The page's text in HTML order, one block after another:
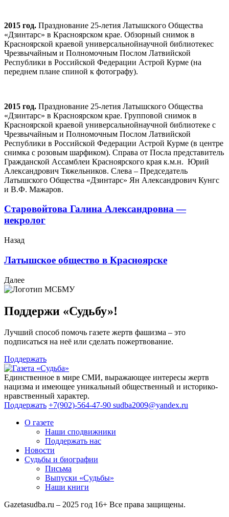
2015 год. Празднование 25-летия Латышского Общества
«Дзинтарс» в Красноярском крае. Обзорный снимок в
Красноярской краевой универсальнойнаучной библиотекес
Чрезвычайным и Полномочным Послом Латвийской
Республики в Российской Федерации Астрой Курме (на
переднем плане спиной к фотографу).
2015 год. Празднование 25-летия Латышского Общества
«Дзинтарс» в Красноярском крае. Групповой снимок в
Красноярской краевой универсальнойнаучной библиотеке с
Чрезвычайным и Полномочным Послом Латвийской
Республики в Российской Федерации Астрой Курме (в центре
снимка с розовым шарфиком). Справа от Посла представитель
Гражданской Ассамблеи Красноярского края к.м.н. Юрий
Александрович Тяжельников. Слева – Председатель
Латышского Общества «Дзинтарс» Ян Александрович Кунгс
и В.Ф. Мажаров.
Старовойтова Галина Александровна —
некролог
Назад
Латышское общество в Красноярске
Далее
Поддержи «Судьбу»!
Лучший способ помочь газете жертв фашизма – это
подписаться на неё или сделать пожертвование.
Поддержать
Единственное в мире СМИ, выражающее интересы жертв
нацизма и имеющее уникальный общественный и историко-
нравственный характер.
Поддержать +7(902)-564-47-90 sudba2009@yandex.ru
О газете
Наши сподвижники
Поддержать нас
Новости
Судьбы и биографии
Письма
Выпуски «Судьбы»
Наши книги
Gazetasudba.ru – 2025 год 16+ Все права защищены.